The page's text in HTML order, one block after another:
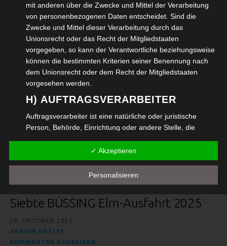
SENIOR DETLEF
KOMMENTAR SCHREIBEN
Das Bildungszentrum Wolfenbüttel feierte ein buntes
Fest im Innenhof und die einzelnen Bereiche stellten sich
mit ihren aktuellen Programmen vor.
WEITERLESEN →
VERÖFFENTLICHT IN: FREIZEIT,KULTUR,SOZIALES
Oldtimer Nutzfahrzeuge am Start
Siebte BÜSSING Elm-Ausfahrt 2025
28. OKTOBER 2025
SENIOR DETLEF
KOMMENTAR SCHREIBEN
mit anderen über die Zwecke und Mittel der Verarbeitung
von personenbezogenen Daten entscheidet. Sind die
Zwecke und Mittel dieser Verarbeitung durch das
Unionsrecht oder das Recht der Mitgliedstaaten
vorgegeben, so kann der Verantwortliche beziehungsweise
können die bestimmten Kriterien seiner Benennung nach
dem Unionsrecht oder dem Recht der Mitgliedstaaten
vorgesehen werden.
H) AUFTRAGSVERARBEITER
Auftragsverarbeiter ist eine natürliche oder juristische
Person, Behörde, Einrichtung oder andere Stelle, die
I) EMPFÄNGER
Empfänger ist eine natürliche oder juristische Person,
personenbezogene Daten offengelegt werden, unabhängig
nicht. Behörden, die im Rahmen eines bestimmten
Untersuchungsauftrags nach dem Unionsrecht oder dem
✓ Akzeptieren
Personalisieren